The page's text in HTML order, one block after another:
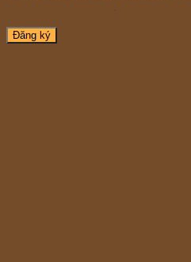
Đăng ký